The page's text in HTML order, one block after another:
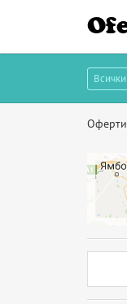
Оферти